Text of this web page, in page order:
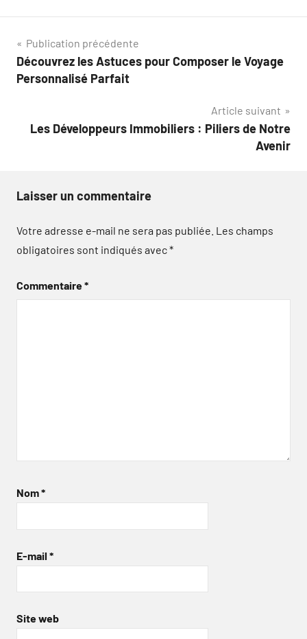
Navigation
de
Publication précédente
Découvrez les Astuces pour Composer le Voyage
Personnalisé Parfait
Article suivant
Les Développeurs Immobiliers : Piliers de Notre
Avenir
Laisser un commentaire
Votre adresse e-mail ne sera pas publiée. Les champs
obligatoires sont indiqués avec*
Commentaire*
Nom*
E-mail *
Site web